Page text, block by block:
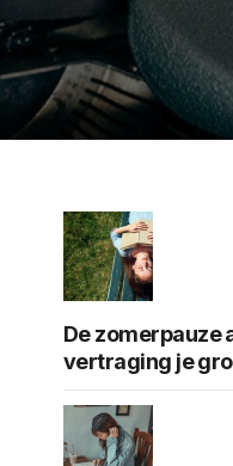
De zomerpauze
vertraging je